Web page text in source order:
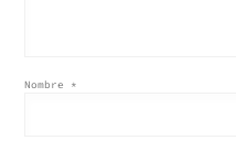
Nombre *